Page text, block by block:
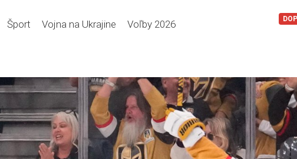
Šport Vojna na Ukrajine
Voľby 2026